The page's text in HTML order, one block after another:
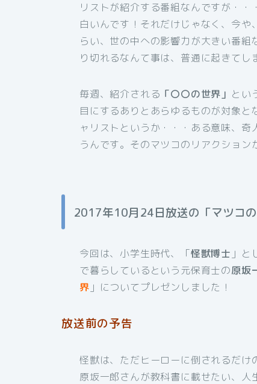
リストが紹介する番組なんですが・
白いんです！それだけじゃなく、今
らい、世の中への影響力が大きい番
り切れるなんて事は、普通に起きてし
毎週、紹介される 「〇〇の世界」 とい
目にするありとあらゆるものが対象
ャリストというか・・・ある意味、
うんです。そのマツコのリアクション
2017年10月24日放送の「マツコ
今回は、小学生時代、「怪獣博士 」
で暮らしているという元保育士の原坂
界 」についてプレゼンしました！
放送前の予告
怪獣は、ただヒーローに倒されるだけ
原坂一郎さんが教科書に載せたい、